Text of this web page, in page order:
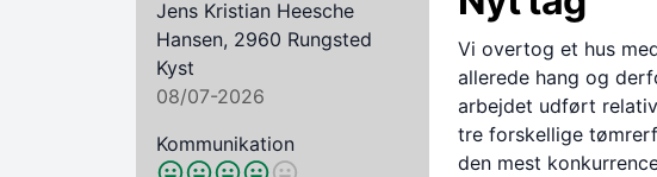
Jens Kristian Heesche
Hansen, 2960 Rungsted
Kyst
08/07-2026
Kommunikation
Vi overtog et hus
allerede hang og
arbejdet udført
tre forskellige
den mest